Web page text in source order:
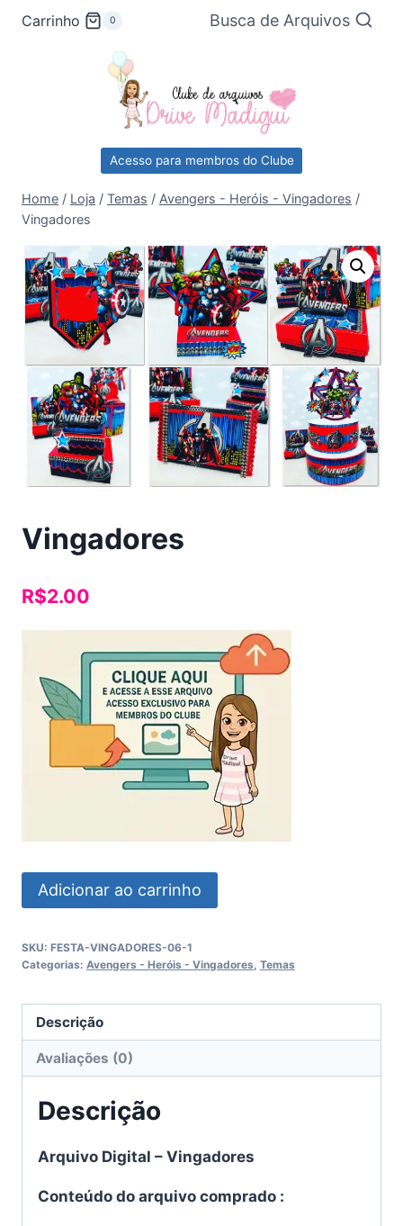
Pular
Carrinho 0 Busca de Arquivos
Acesso para membros do Clube
Home / Loja / Temas / Avengers - Heróis - Vingadores /
Vingadores
Vingadores
R$2.00
Vingadores
quantidade
Adicionar ao carrinho
SKU: FESTA-VINGADORES-06-1
Categorias: Avengers - Heróis - Vingadores Temas
Descrição
Avaliações (0)
Descrição
Arquivo Digital – Vingadores
Conteúdo do arquivo comprado :